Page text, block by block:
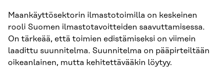
Maankäyttösektorin ilmastotoimilla on keskeinen
rooli Suomen ilmastotavoitteiden saavuttamisessa.
On tärkeää, että toimien edistämiseksi on viimein
laadittu suunnitelma. Suunnitelma on pääpirteiltään
oikeanlainen, mutta kehitettävääkin löytyy.